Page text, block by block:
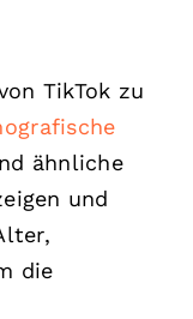
TikTok zu
ähnliche
und
die